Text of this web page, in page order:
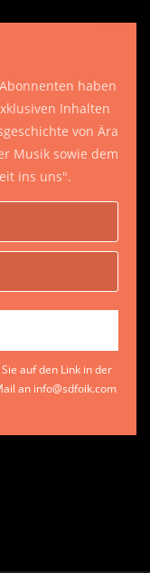
haben
Inhalten
von Ära
Musik sowie dem
ins uns".
auf den Link in der
an info@sdfoik.com